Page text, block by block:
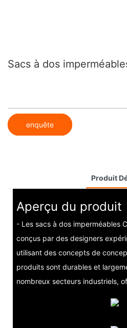
Sacs à dos
enquête
Produit
Aperçu du produit
- Les sacs à dos imperméables
conçus par des designers
utilisant des concepts de
produits sont durables et
nombreux secteurs industriels,